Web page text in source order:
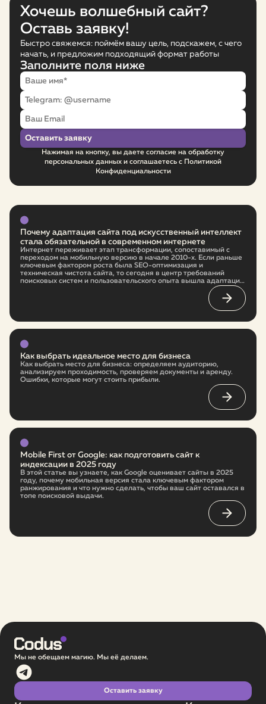
Хочешь волшебный сайт?
Оставь заявку!
Быстро свяжемся: поймём вашу цель, подскажем, с чего
начать, и предложим подходящий формат работы
Заполните поля ниже
Нажимая на кнопку, вы даете согласие на обработку
персональных данных и соглашаетесь с Политикой
Конфиденциальности
Почему адаптация сайта под искусственный интеллект
стала обязательной в современном интернете
Интернет переживает этап трансформации, сопоставимый с
переходом на мобильную версию в начале 2010-х. Если раньше
ключевым фактором роста была SEO-оптимизация и
техническая чистота сайта, то сегодня в центр требований
поисковых систем и пользовательского опыта вышла адаптация
перестройку сейчас, в ближайшие годы заметно проиграет
Как выбрать идеальное место для бизнеса
Как выбрать место для бизнеса: определяем аудиторию,
анализируем проходимость, проверяем документы и аренду.
Ошибки, которые могут стоить прибыли.
Mobile First от Google: как подготовить сайт к
индексации в 2025 году
В этой статье вы узнаете, как Google оценивает сайты в 2025
году, почему мобильная версия стала ключевым фактором
ранжирования и что нужно сделать, чтобы ваш сайт оставался в
топе поисковой выдачи.
Мы не обещаем магию. Мы её делаем.
Оставить заявку